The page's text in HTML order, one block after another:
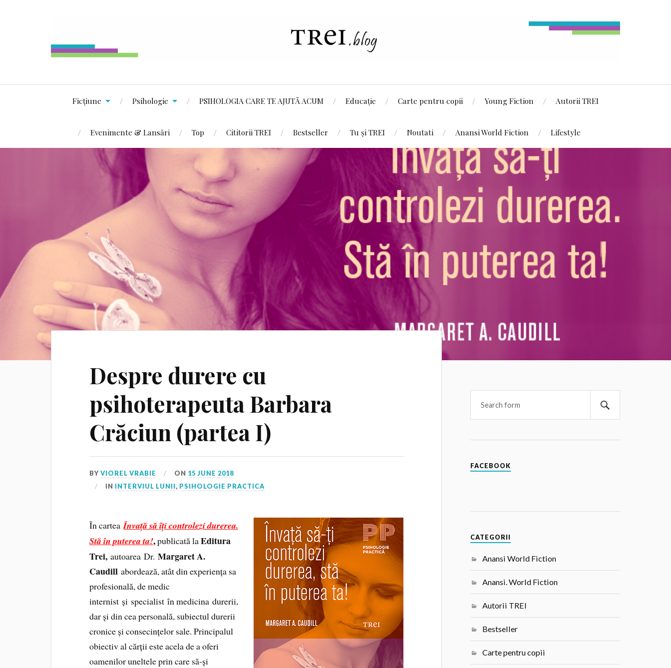
Ficțiune Psihologie PSIHOLOGIA CARE TE AJUTĂ ACUM Educație Carte pentru copii Young Fiction Autorii TREI
Evenimente & Lansări Top Cititorii TREI Bestseller Tu și TREI Noutati Anansi World Fiction Lifestyle
Despre durere cu
psihoterapeuta Barbara
Crăciun (partea I)
BYVIOREL VRABIE ON 15 JUNE 2018
IN INTERVIUL LUNII, PSIHOLOGIE PRACTICA
În cartea Învață să îți controlezi durerea.
Stă în puterea ta!,publicată laEditura
Trei,autoarea Dr.Margaret A.
Caudillabordează, atât din experiența sa
profesională, de medic
internist și specialist în medicina durerii,
dar și din cea personală, subiectul durerii
cronice și consecințelor sale. Principalul
obiectiv al cărții este acela de a oferi
oamenilor uneltele prin care să-și
FACEBOOK
CATEGORII
Anansi World Fiction
Anansi. World Fiction
Autorii TREI
Bestseller
Carte pentru copii